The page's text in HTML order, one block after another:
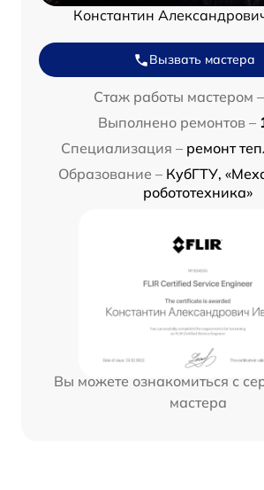
Константин
Вызвать мастера
Стаж работы мастером –
Выполнено ремонтов –
Специализация – ремонт
Образование – КубГТУ,
робототехника»
Вы можете ознакомиться с
мастера